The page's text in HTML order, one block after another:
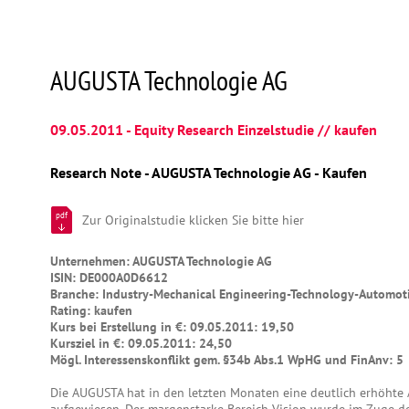
AUGUSTA Technologie AG
09.05.2011 - Equity Research Einzelstudie // kaufen
Research Note - AUGUSTA Technologie AG - Kaufen
pdf Zur Originalstudie klicken Sie bitte hier
Unternehmen: AUGUSTA Technologie AG
ISIN: DE000A0D6612
Branche: Industry-Mechanical Engineering-Technology-
Rating: kaufen
Kurs bei Erstellung in €: 09.05.2011: 19,50
Kursziel in €: 09.05.2011: 24,50
Mögl. Interessenskonflikt gem. §34b Abs.1 WpHG und FinAnv: 5
Die AUGUSTA hat in den letzten Monaten eine deutlich